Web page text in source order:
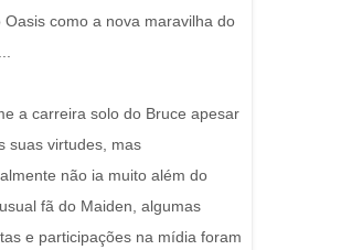
Oasis como a nova maravilha do
a carreira solo do Bruce apesar
suas virtudes, mas
não ia muito além do
fã do Maiden, algumas
e participações na mídia foram